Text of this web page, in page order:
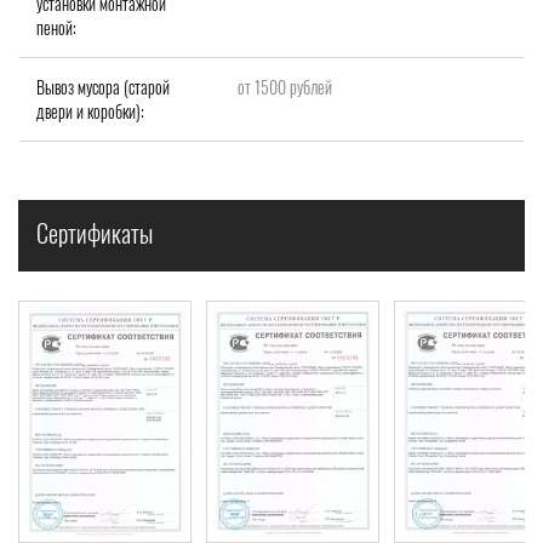
пеной:
Вывоз мусора (старой
двери и коробки):
от 1500 рублей
Сертификаты